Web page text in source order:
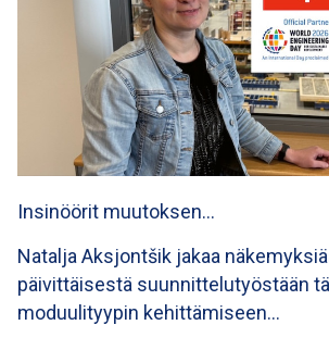
Insinöörit muutoksen…
Natalja Aksjontšik jakaa
päivittäisestä suunnittelutyöstään
moduulityypin kehittämiseen…